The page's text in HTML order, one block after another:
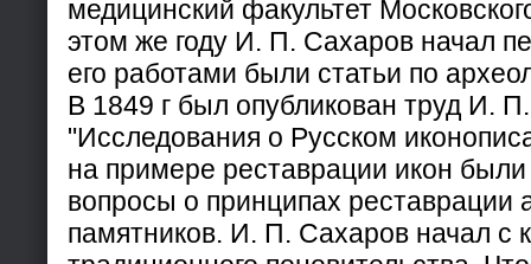
медицинский факультет
этом же году И. П. Сахаров начал
его работами были статьи по
В 1849 г был опубликован труд И.
"Исследования о Русском
на примере реставрации икон
вопросы о принципах реставрации
памятников. И. П. Сахаров начал с